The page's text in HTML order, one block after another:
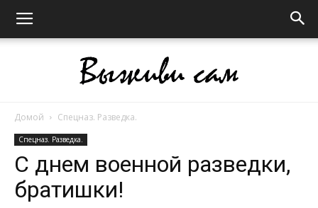
Домой Спецназ. Разведка.
Спецназ. Разведка.
С днем военной разведки,
братишки!